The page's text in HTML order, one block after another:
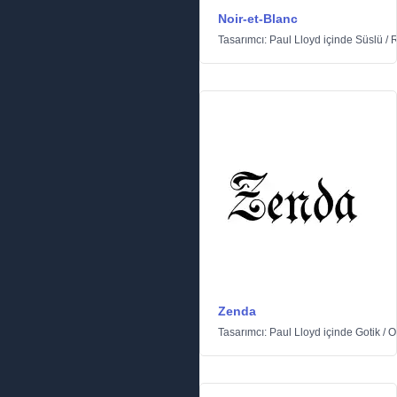
Noir-et-Blanc
Tasarımcı: Paul Lloyd içinde Süslü /
Zenda
Tasarımcı: Paul Lloyd içinde Gotik /